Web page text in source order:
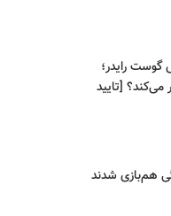
رایدر؛
[تایید
هم‌بازی شدند